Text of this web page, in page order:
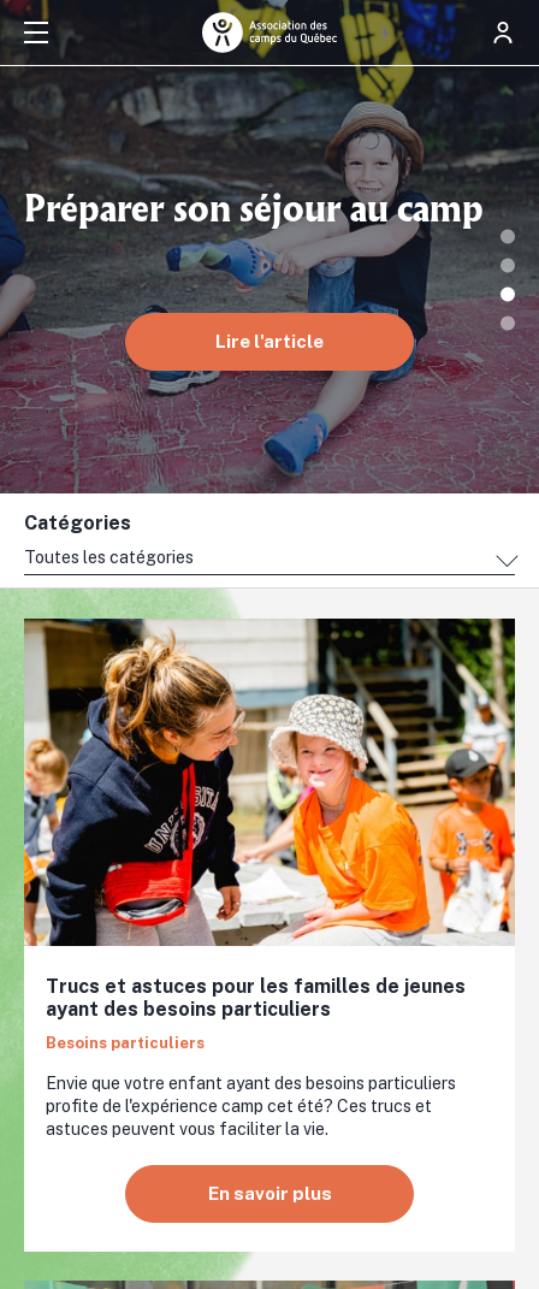
Préparer son séjour au camp
Lire l'article
Catégories
Toutes les catégories
Trucs et astuces pour les familles de jeunes
ayant des besoins particuliers
Besoins particuliers
Envie que votre enfant ayant des besoins particuliers
profite de l'expérience camp cet été? Ces trucs et
astuces peuvent vous faciliter la vie.
En savoir plus